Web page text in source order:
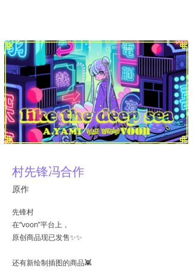
村先锋冯合作
原作
先锋村
在“voon”平台上，
原创商品现已发售✨✨
还有新绘制插图的商品👾